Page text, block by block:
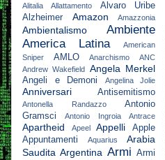
Alitalia Allattamento
Alvaro Uribe
Alzheimer
Amazon Amazzonia
Ambientalismo
Ambiente
America Latina
American
Sniper
AMLO Anarchismo
ANC
Andrew Wakefield Angela Merkel
Angeli e Demoni Angelina Jolie
Anniversari Antisemitismo
Antonella Randazzo
Antonio
Gramsci
Antonio Ingroia Antrace
Apartheid Apeel Appelli
Apple
Appuntamenti
Aquarius
Arabia
Saudita Argentina Armi Armi